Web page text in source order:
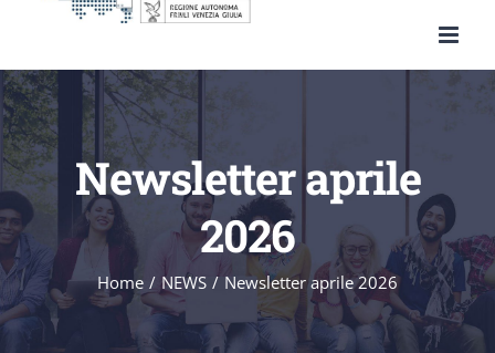
Newsletter aprile
2026
Home / NEWS / Newsletter aprile 2026